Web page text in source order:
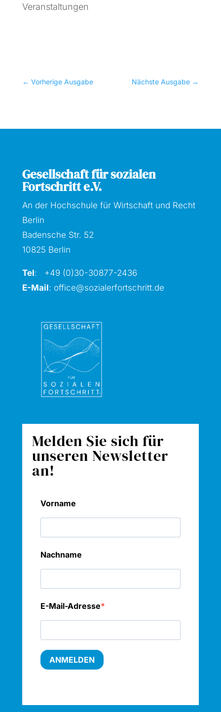
Veranstaltungen
← Vorherige Ausgabe Nächste Ausgabe →
Gesellschaft für sozialen
Fortschritt e.V.
An der Hochschule für Wirtschaft und Recht
Berlin
Badensche Str. 52
10825 Berlin
Tel: +49 (0)30-30877-2436
E-Mail: office@sozialerfortschritt.de
Melden Sie sich für
unseren Newsletter
an!
Vorname
Nachname
E-Mail-Adresse
ANMELDEN